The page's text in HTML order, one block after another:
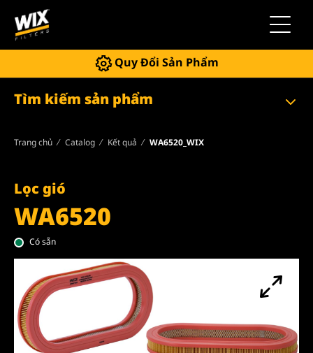
Quy Đổi Sản Phẩm
Tìm kiếm sản phẩm
Trang chủ Catalog Kết quả WA6520_WIX
Lọc gió
WA6520
Có sẵn